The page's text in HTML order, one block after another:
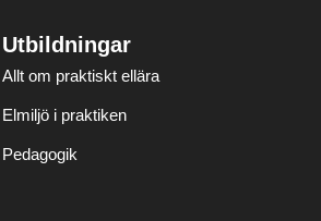
Utbildningar
Allt om praktiskt ellära
Elmiljö i praktiken
Pedagogik